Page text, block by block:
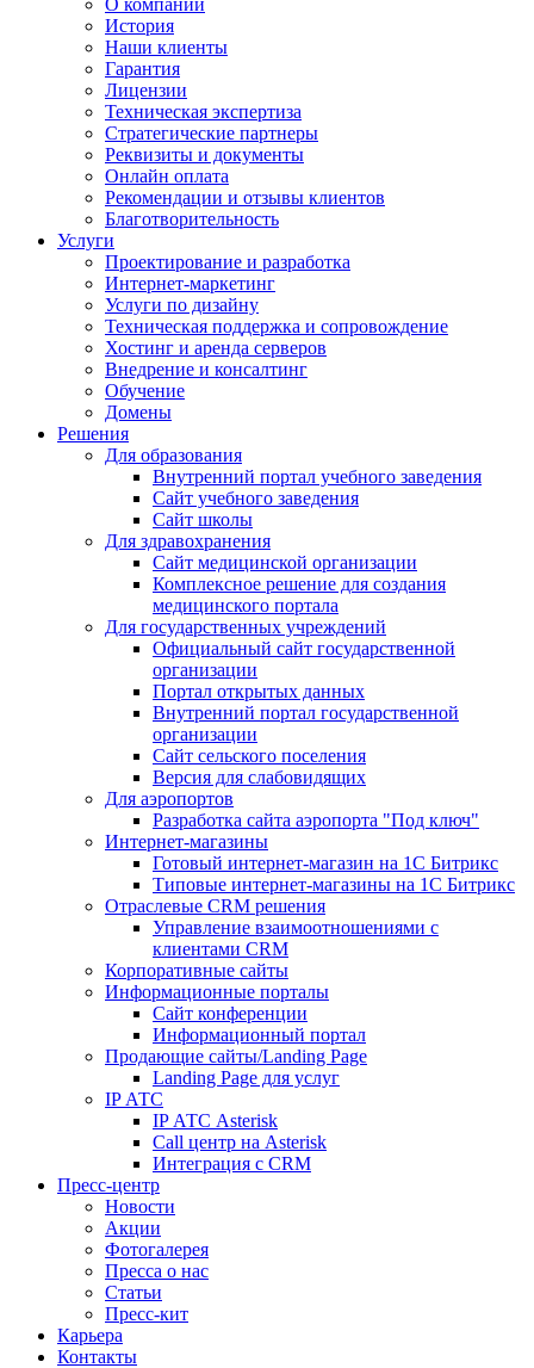
О компании
История
Наши клиенты
Гарантия
Лицензии
Техническая экспертиза
Стратегические партнеры
Реквизиты и документы
Онлайн оплата
Рекомендации и отзывы клиентов
Благотворительность
Услуги
Проектирование и разработка
Интернет-маркетинг
Услуги по дизайну
Техническая поддержка и сопровождение
Хостинг и аренда серверов
Внедрение и консалтинг
Обучение
Домены
Решения
Для образования
Внутренний портал учебного заведения
Сайт учебного заведения
Сайт школы
Для здравохранения
Сайт медицинской организации
Комплексное решение для создания
медицинского портала
Для государственных учреждений
Официальный сайт государственной
организации
Портал открытых данных
Внутренний портал государственной
организации
Сайт сельского поселения
Версия для слабовидящих
Для аэропортов
Разработка сайта аэропорта "Под ключ"
Интернет-магазины
Готовый интернет-магазин на 1С Битрикс
Типовые интернет-магазины на 1С Битрикс
Отраслевые CRM решения
Управление взаимоотношениями с
клиентами CRM
Корпоративные сайты
Информационные порталы
Сайт конференции
Информационный портал
Продающие сайты/Landing Page
Landing Page для услуг
IP АТС
IP АТС Asterisk
Call центр на Asterisk
Интеграция с CRM
Пресс-центр
Новости
Акции
Фотогалерея
Пресса о нас
Статьи
Пресс-кит
Карьера
Контакты